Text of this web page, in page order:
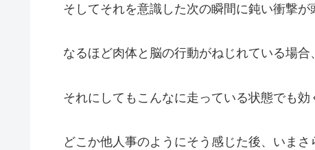
そしてそれを意識した次の瞬間に鈍い衝撃が
なるほど肉体と脳の行動がねじれている場合
それにしてもこんなに走っている状態でも効
どこか他人事のようにそう感じた後、いまさ